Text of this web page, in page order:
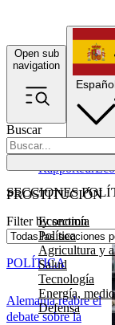
Open sub
navigation
Buscar
SECCIONES
Economía
Política
Agricultura y
Salud
Tecnología
Energía,
Defensa
Rapporteur
PROSTITUCIÓN
Filter by section
Alemania reabre el
debate sobre la
POLÍTICA